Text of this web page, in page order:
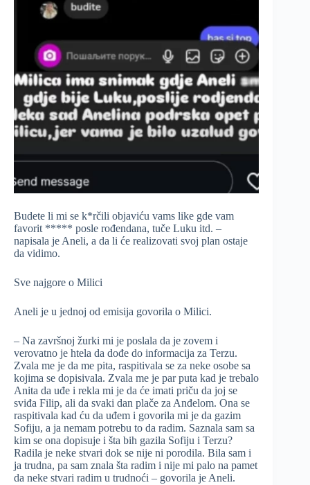
Budete li mi se k*rčili objaviću vams like gde vam
favorit ***** posle rođendana, tuče Luku itd. –
napisala je Aneli, a da li će realizovati svoj plan ostaje
da vidimo.
Sve najgore o Milici
Aneli je u jednoj od emisija govorila o Milici.
– Na završnoj žurki mi je poslala da je zovem i
verovatno je htela da dođe do informacija za Terzu.
Zvala me je da me pita, raspitivala se za neke osobe sa
kojima se dopisivala. Zvala me je par puta kad je trebalo
Anita da uđe i rekla mi je da će imati priču da joj se
sviđa Filip, ali da svaki dan plače za Anđelom. Ona se
raspitivala kad ću da uđem i govorila mi je da gazim
Sofiju, a ja nemam potrebu to da radim. Saznala sam sa
kim se ona dopisuje i šta bih gazila Sofiju i Terzu?
Radila je neke stvari dok se nije ni porodila. Bila sam i
ja trudna, pa sam znala šta radim i nije mi palo na pamet
da neke stvari radim u trudnoći – govorila je Aneli.